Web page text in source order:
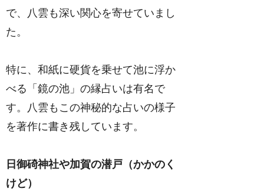
で、八雲も深い関心を寄せていまし
た。
特に、和紙に硬貨を乗せて池に浮か
べる「鏡の池」の縁占いは有名で
す。八雲もこの神秘的な占いの様子
を著作に書き残しています。
日御碕神社や加賀の潜戸（かかのく
けど）